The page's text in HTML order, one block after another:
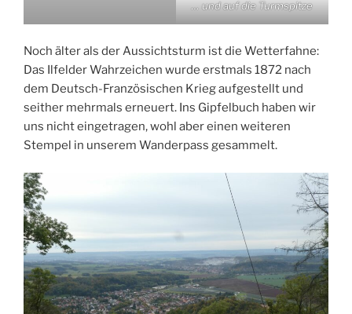
… und auf die Turmspitze
Noch älter als der Aussichtsturm ist die Wetterfahne:
Das Ilfelder Wahrzeichen wurde erstmals 1872 nach
dem Deutsch-Französischen Krieg aufgestellt und
seither mehrmals erneuert. Ins Gipfelbuch haben wir
uns nicht eingetragen, wohl aber einen weiteren
Stempel in unserem Wanderpass gesammelt.